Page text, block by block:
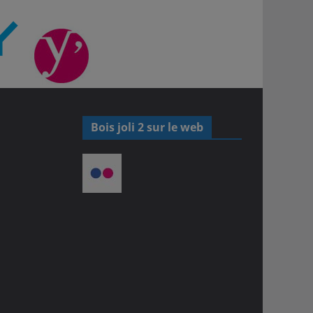
Bois joli 2 sur le web